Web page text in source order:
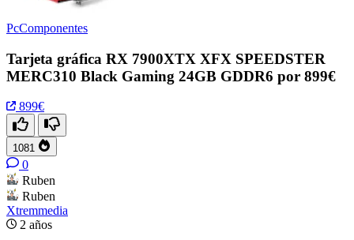
PcComponentes
Tarjeta gráfica RX 7900XTX XFX SPEEDSTER
MERC310 Black Gaming 24GB GDDR6 por 899€
899€
1081
0
Ruben
Ruben
Xtremmedia
2 años